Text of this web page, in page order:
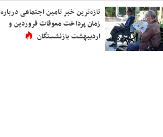
تازه‌ترین خبر تامین اجتماعی درباره
زمان پرداخت معوقات فروردین و
اردیبهشت بازنشستگان